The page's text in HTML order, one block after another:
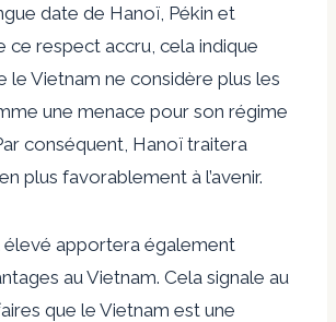
date de Hanoï, Pékin et
ce respect accru, cela indique
le Vietnam ne considère plus les
une menace pour son régime
conséquent, Hanoï traitera
plus favorablement à l’avenir.
élevé apportera également
au Vietnam. Cela signale au
que le Vietnam est une